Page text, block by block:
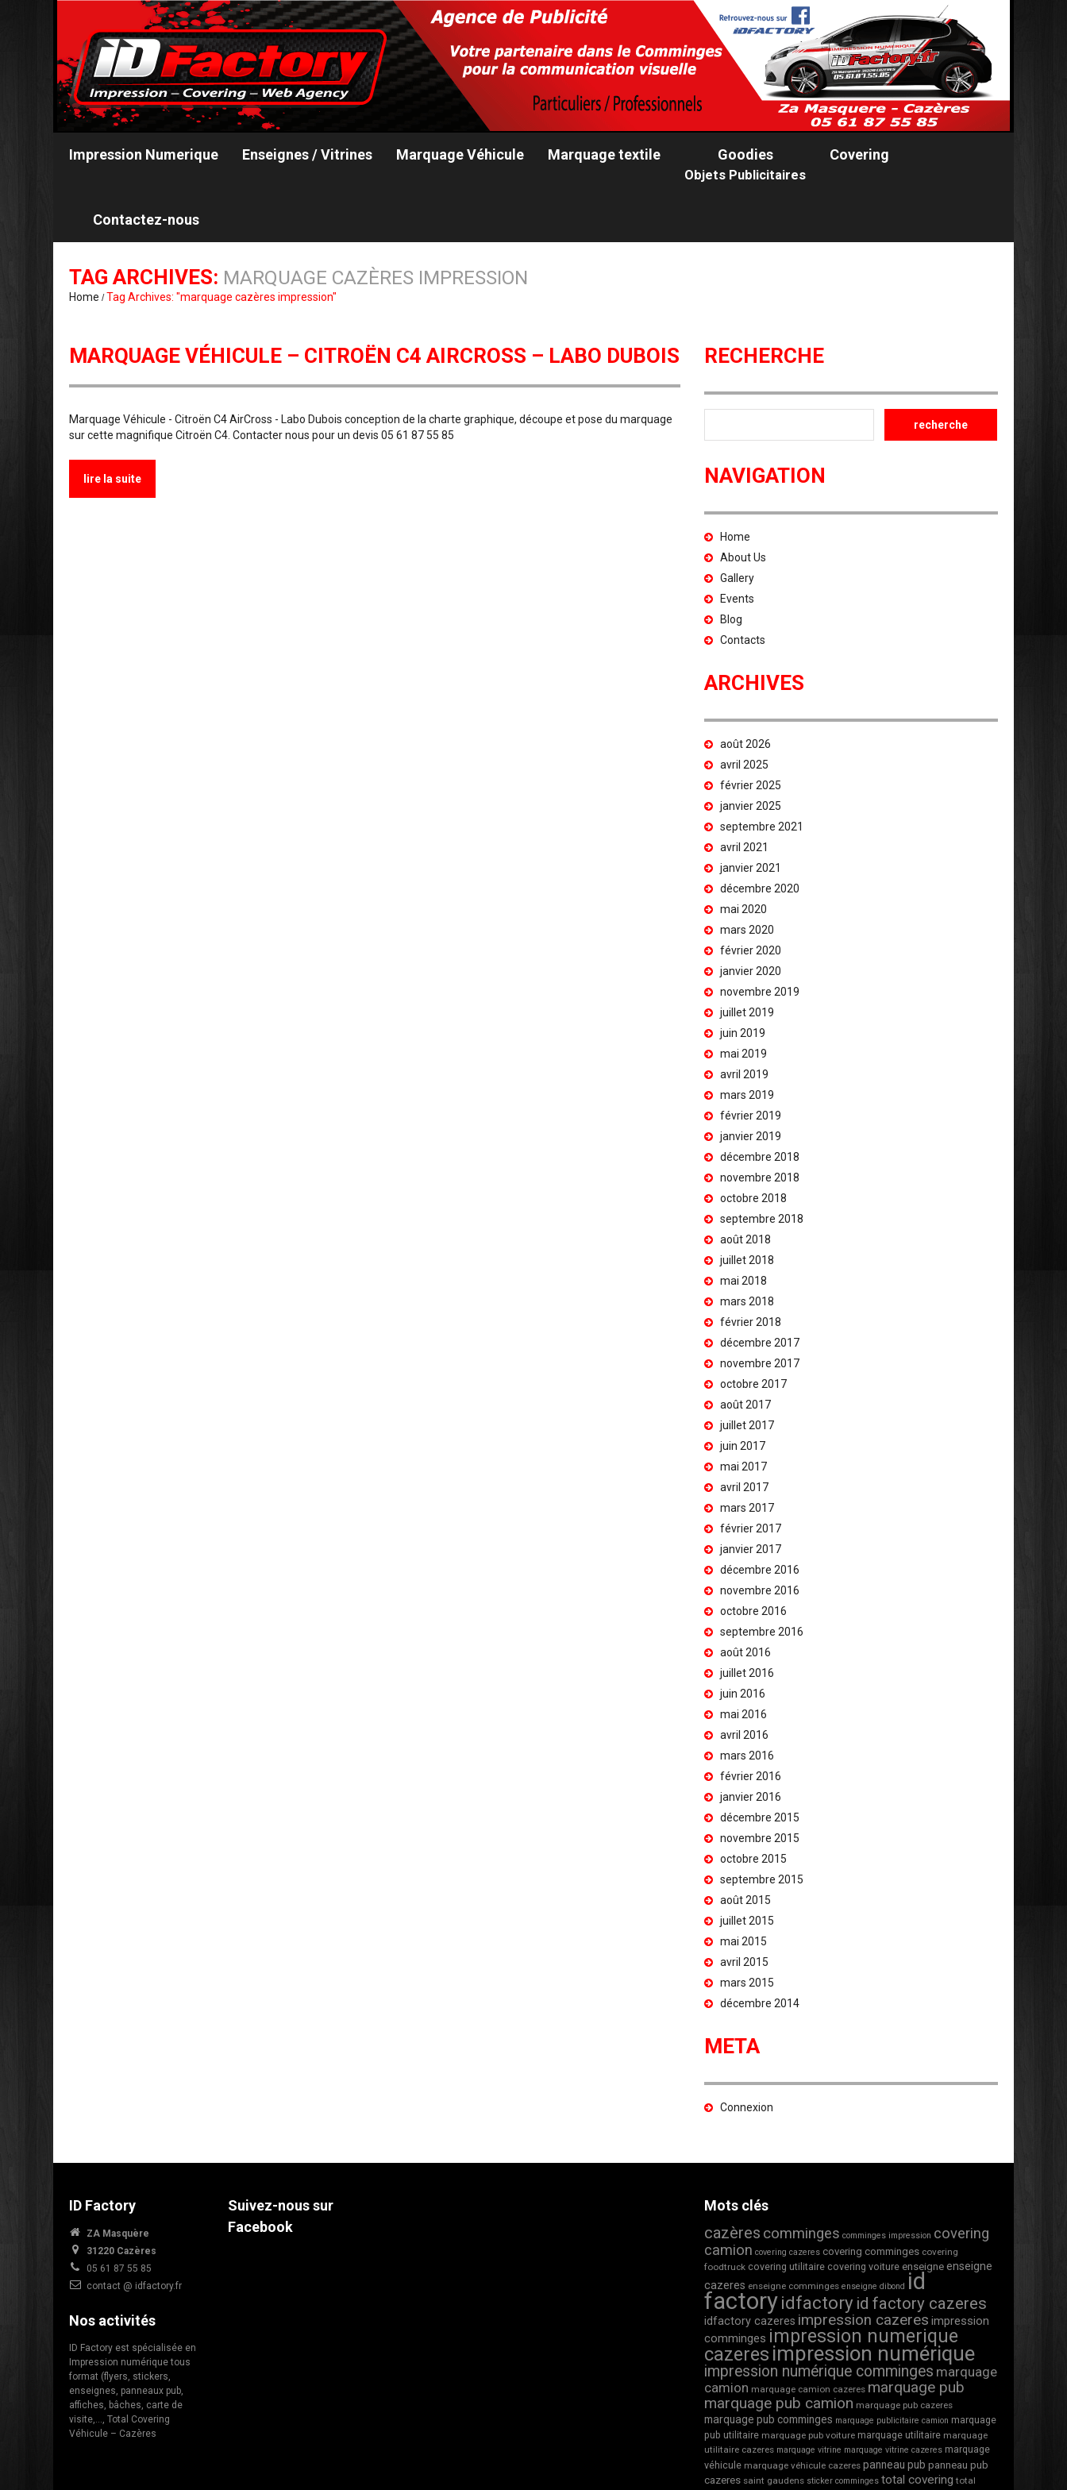
Impression Numerique Enseignes / Vitrines Marquage Véhicule Marquage textile Goodies
Objets Publicitaires
Covering
Contactez-nous
TAG ARCHIVES: MARQUAGE CAZÈRES IMPRESSION
Home Tag Archives: "marquage cazères impression"
MARQUAGE VÉHICULE – CITROËN C4 AIRCROSS – LABO DUBOIS
Marquage Véhicule - Citroën C4 AirCross - Labo Dubois conception de la charte graphique, découpe et pose du marquage
sur cette magnifique Citroën C4. Contacter nous pour un devis 05 61 87 55 85
lire la suite
RECHERCHE
NAVIGATION
Home
About Us
Gallery
Events
Blog
Contacts
ARCHIVES
août 2026
avril 2025
février 2025
janvier 2025
septembre 2021
avril 2021
janvier 2021
décembre 2020
mai 2020
mars 2020
février 2020
janvier 2020
novembre 2019
juillet 2019
juin 2019
mai 2019
avril 2019
mars 2019
février 2019
janvier 2019
décembre 2018
novembre 2018
octobre 2018
septembre 2018
août 2018
juillet 2018
mai 2018
mars 2018
février 2018
décembre 2017
novembre 2017
octobre 2017
août 2017
juillet 2017
juin 2017
mai 2017
avril 2017
mars 2017
février 2017
janvier 2017
décembre 2016
novembre 2016
octobre 2016
septembre 2016
août 2016
juillet 2016
juin 2016
mai 2016
avril 2016
mars 2016
février 2016
janvier 2016
décembre 2015
novembre 2015
octobre 2015
septembre 2015
août 2015
juillet 2015
mai 2015
avril 2015
mars 2015
décembre 2014
META
Connexion
ID Factory
ZA Masquère
31220 Cazères
05 61 87 55 85
contact @ idfactory.fr
Nos activités
ID Factory est spécialisée en
Impression numérique tous
format (flyers, stickers,
enseignes, panneaux pub,
affiches, bâches, carte de
visite,…, Total Covering
Véhicule – Cazères
Suivez-nous sur
Facebook
Mots clés
cazères comminges comminges impression covering
camion covering cazeres covering comminges covering
foodtruck covering utilitaire covering voiture enseigne enseigne
cazeres enseigne comminges enseigne dibond id
factoryidfactory id factory cazeres
idfactory cazeres impression cazeres impression
comminges impression numerique
cazeres impression numérique
impression numérique comminges marquage
camion marquage camion cazeres marquage pub
marquage pub camion marquage pub cazeres
marquage pub comminges marquage publicitaire camion marquage
pub utilitaire marquage pub voiture marquage utilitaire marquage
utilitaire cazeres marquage vitrine marquage vitrine cazeres marquage
véhicule marquage véhicule cazeres panneau pub panneau pub
cazeres saint gaudens sticker comminges total covering total